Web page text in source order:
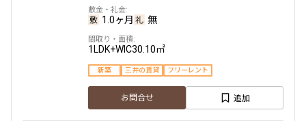
10階 １０１１
245,000円 15,000円
1.0ヶ月 無
2LDK+WIC+SIC40.00㎡
1.0ヶ月 無
1LDK+WIC30.10㎡
新築 三井の賃貸 フリーレント
お問合せ 追加